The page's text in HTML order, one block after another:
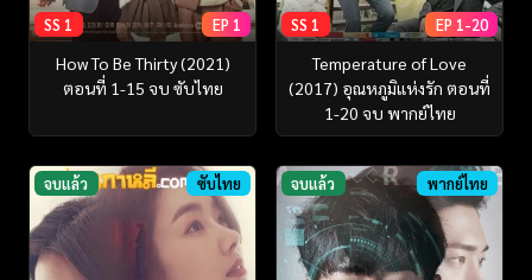
SS 1 EP 1
How To Be Thirty (2021)
ตอนที่ 1-15 จบ ซับไทย
SS 1 EP 1-20
Temperature of Love
(2017) อุณหภูมิแห่งรัก ตอนที่
1-20 จบ พากย์ไทย
จบแล้ว ซับไทย จบแล้ว พากย์ไทย